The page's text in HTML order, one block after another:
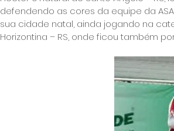
defendendo as cores da equipe da
sua cidade natal, ainda jogando na
Horizontina – RS, onde ficou também